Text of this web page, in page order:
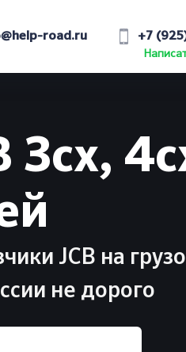
+7
road.ru
3cx,
JCB на
не дорого